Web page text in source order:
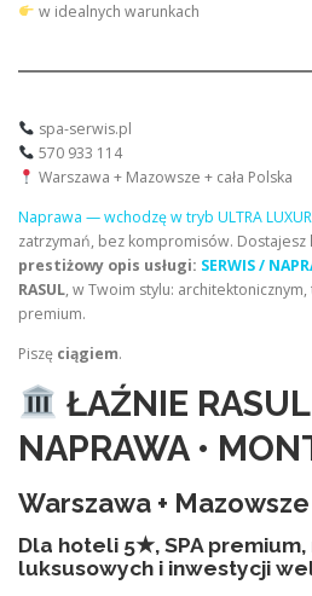
w idealnych warunkach
spa-serwis.pl
570 933 114
Warszawa + Mazowsze + cała Polska
Naprawa — wchodzę w tryb ULTRA
zatrzymań, bez kompromisów. Dostajesz
prestiżowy opis usługi: SERWIS /
RASUL, w Twoim stylu:
premium.
Piszę ciągiem.
ŁAŹNIE
NAPRAWA •
Warszawa + Mazowsze
Dla hoteli 5★, SPA
luksusowych i inwestycji